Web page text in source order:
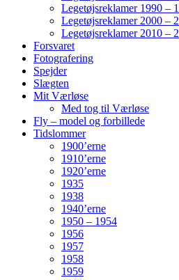
Legetøjsreklamer 1990 –
Legetøjsreklamer 2000 –
Legetøjsreklamer 2010 –
Forsvaret
Fotografering
Spejder
Slægten
Mit Værløse
Med tog til Værløse
Fly – model og forbillede
Tidslommer
1900’erne
1910’erne
1920’erne
1935
1938
1940’erne
1950 – 1954
1956
1957
1958
1959